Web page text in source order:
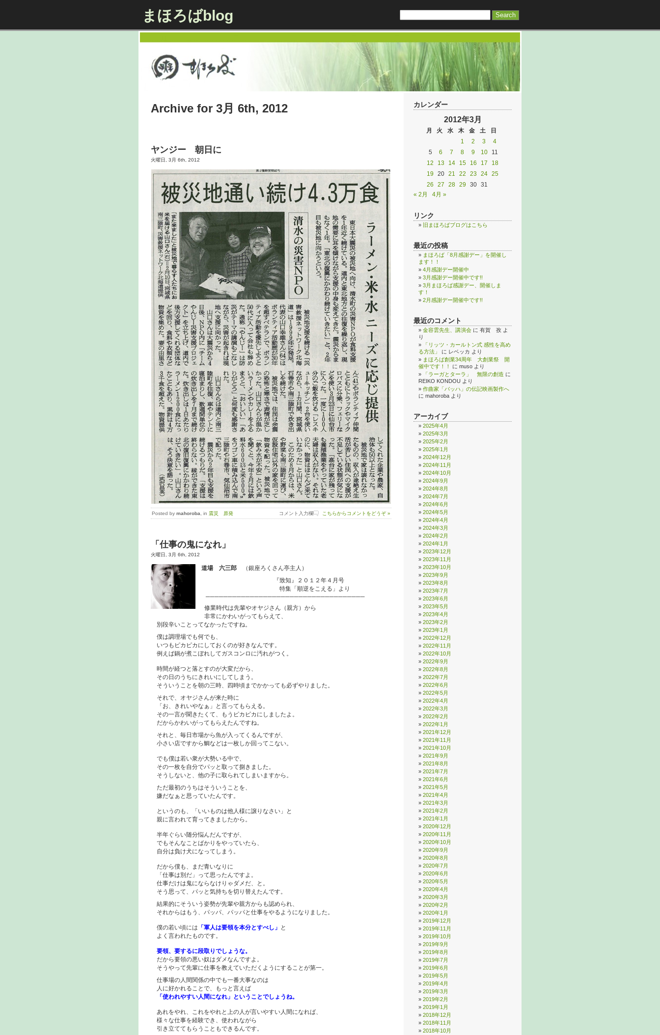
まほろばblog
Archive for 3月 6th, 2012
ヤンジー 朝日に
火曜日, 3月 6th, 2012
Posted by mahoroba , in 震災 原発 コメント入力欄 こちらからコメントをどうぞ »
「仕事の鬼になれ」
火曜日, 3月 6th, 2012
道場 六三郎
（銀座ろくさん亭主人）
『致知』２０１２年４月号
特集「順逆をこえる」より
────────────────────────────────────
修業時代は先輩やオヤジさん（親方）から
非常にかわいがってもらえて、
別段辛いことってなかったですね。
僕は調理場でも何でも、
いつもピカピカにしておくのが好きなんです。
例えば鍋が煮こぼれしてガスコンロに汚れがつく。
時間が経つと落とすのが大変だから、
その日のうちにきれいにしてしまう。
そういうことを朝の三時、四時頃までかかっても必ずやりました。
それで、オヤジさんが来た時に
「お、きれいやなぁ」と言ってもらえる。
その一言が聞きたくて、もうピカピカにしましたよ。
だからかわいがってもらえたんですね。
それと、毎日市場から魚が入ってくるんですが、
小さい店ですから鯛などは一枚しか回ってこない。
でも僕は若い衆が大勢いる中で、
その一枚を自分でパッと取って捌きました。
そうしないと、他の子に取られてしまいますから。
ただ最初のうちはそういうことを、
嫌だなぁと思っていたんです。
というのも、「いいものは他人様に譲りなさい」と
親に言われて育ってきましたから。
半年ぐらい随分悩んだんですが、
でもそんなことばかりをやっていたら、
自分は負け犬になってしまう。
だから僕も、まだ青いなりに
「仕事は別だ」って思ったんですよ。
仕事だけは鬼にならなけりゃダメだ、と。
そう思って、パッと気持ちを切り替えたんです。
結果的にそういう姿勢が先輩や親方からも認められ、
それからはもう、パッパ、パッパと仕事をやるようになりました。
僕の若い頃には 「軍人は要領を本分とすべし」 と
よく言われたものです。
要領、要するに段取りでしょうな。
だから要領の悪い奴はダメなんですよ。
そうやって先輩に仕事を教えていただくようにすることが第一。
仕事場の人間関係の中でも一番大事なのは
人に好かれることで、もっと言えば
「使われやすい人間になれ」ということでしょうね。
あれをやれ、これをやれと上の人が言いやすい人間になれば、
様々な仕事を経験でき、使われながら
引き立ててもらうこともできるんです。
カレンダー
2012年3月
月 火 水 木 金 土
日
1
2 3
4
5
6 7 8 9 10
11
12
13 14 15 16 17
18
19 20 21 22 23 24
25
26
27 28 29 30
31
« 2月
4月 »
リンク
旧まほろばブログはこちら
最近の投稿
まほろば「8月感謝デー」を開催し
ます！！
4月感謝デー開催中
3月感謝デー開催中です!!
3月まほろば感謝デー、開催しま
す！
2月感謝デー開催中です!!
最近のコメント
金容雲先生、講演会 に 有賀 孜 よ
り
「リッツ・カールトン式 感性を高め
る方法」
に レベッカ より
まほろば創業34周年 大創業祭 開
催中です！！
に muso より
「ラーガとターラ」 無限の創造 に
REIKO KONDOU より
作曲家「バッハ」の伝記映画製作へ
に mahoroba より
アーカイブ
2025年4月
2025年3月
2025年2月
2025年1月
2024年12月
2024年11月
2024年10月
2024年9月
2024年8月
2024年7月
2024年6月
2024年5月
2024年4月
2024年3月
2024年2月
2024年1月
2023年12月
2023年11月
2023年10月
2023年9月
2023年8月
2023年7月
2023年6月
2023年5月
2023年4月
2023年2月
2023年1月
2022年12月
2022年11月
2022年10月
2022年9月
2022年8月
2022年7月
2022年6月
2022年5月
2022年4月
2022年3月
2022年2月
2022年1月
2021年12月
2021年11月
2021年10月
2021年9月
2021年8月
2021年7月
2021年6月
2021年5月
2021年4月
2021年3月
2021年2月
2021年1月
2020年12月
2020年11月
2020年10月
2020年9月
2020年8月
2020年7月
2020年6月
2020年5月
2020年4月
2020年3月
2020年2月
2020年1月
2019年12月
2019年11月
2019年10月
2019年9月
2019年8月
2019年7月
2019年6月
2019年5月
2019年4月
2019年3月
2019年2月
2019年1月
2018年12月
2018年11月
2018年10月